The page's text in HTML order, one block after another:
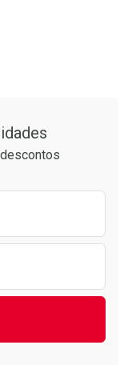
34,39/cada